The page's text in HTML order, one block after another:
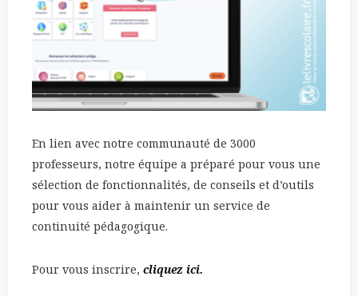
En lien avec notre communauté de 3000
professeurs, notre équipe a préparé pour vous une
sélection de fonctionnalités, de conseils et d’outils
pour vous aider à maintenir un service de
continuité pédagogique.
Pour vous inscrire, cliquez ici.